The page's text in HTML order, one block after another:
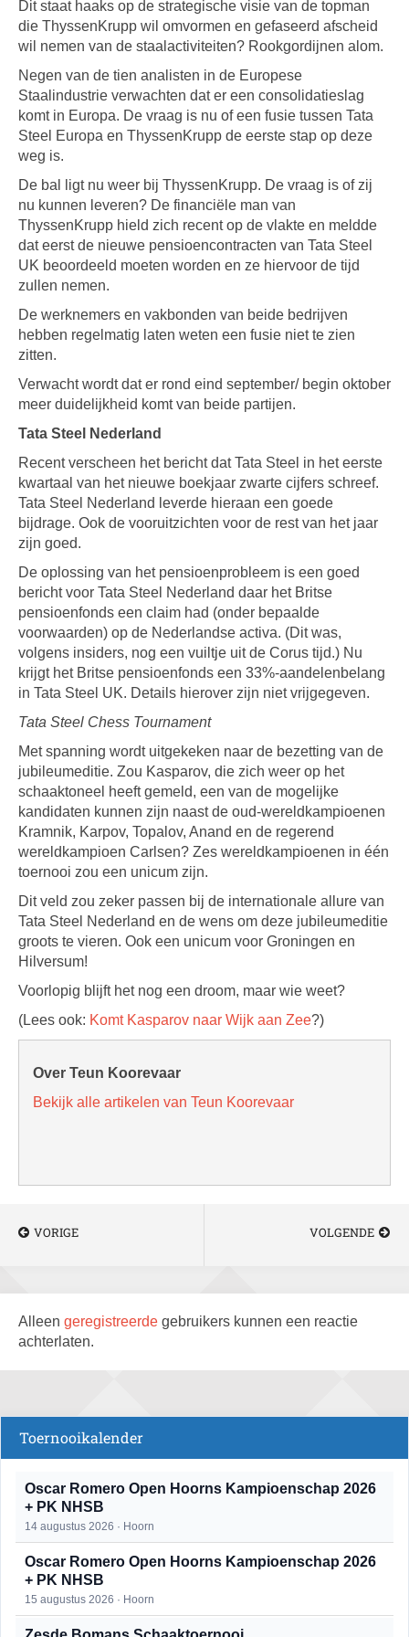
Dit staat haaks op de strategische visie van de topman
die ThyssenKrupp wil omvormen en gefaseerd afscheid
wil nemen van de staalactiviteiten? Rookgordijnen alom.
Negen van de tien analisten in de Europese
Staalindustrie verwachten dat er een consolidatieslag
komt in Europa. De vraag is nu of een fusie tussen Tata
Steel Europa en ThyssenKrupp de eerste stap op deze
weg is.
De bal ligt nu weer bij ThyssenKrupp. De vraag is of zij
nu kunnen leveren? De financiële man van
ThyssenKrupp hield zich recent op de vlakte en meldde
dat eerst de nieuwe pensioencontracten van Tata Steel
UK beoordeeld moeten worden en ze hiervoor de tijd
zullen nemen.
De werknemers en vakbonden van beide bedrijven
hebben regelmatig laten weten een fusie niet te zien
zitten.
Verwacht wordt dat er rond eind september/ begin oktober
meer duidelijkheid komt van beide partijen.
Tata Steel Nederland
Recent verscheen het bericht dat Tata Steel in het eerste
kwartaal van het nieuwe boekjaar zwarte cijfers schreef.
Tata Steel Nederland leverde hieraan een goede
bijdrage. Ook de vooruitzichten voor de rest van het jaar
zijn goed.
De oplossing van het pensioenprobleem is een goed
bericht voor Tata Steel Nederland daar het Britse
pensioenfonds een claim had (onder bepaalde
voorwaarden) op de Nederlandse activa. (Dit was,
volgens insiders, nog een vuiltje uit de Corus tijd.) Nu
krijgt het Britse pensioenfonds een 33%-aandelenbelang
in Tata Steel UK. Details hierover zijn niet vrijgegeven.
Tata Steel Chess Tournament
Met spanning wordt uitgekeken naar de bezetting van de
jubileumeditie. Zou Kasparov, die zich weer op het
schaaktoneel heeft gemeld, een van de mogelijke
kandidaten kunnen zijn naast de oud-wereldkampioenen
Kramnik, Karpov, Topalov, Anand en de regerend
wereldkampioen Carlsen? Zes wereldkampioenen in één
toernooi zou een unicum zijn.
Dit veld zou zeker passen bij de internationale allure van
Tata Steel Nederland en de wens om deze jubileumeditie
groots te vieren. Ook een unicum voor Groningen en
Hilversum!
Voorlopig blijft het nog een droom, maar wie weet?
(Lees ook: Komt Kasparov naar Wijk aan Zee?)
Over Teun Koorevaar
Bekijk alle artikelen van Teun Koorevaar
VORIGE VOLGENDE
Alleen geregistreerde gebruikers kunnen een reactie
achterlaten.
Toernooikalender
Oscar Romero Open Hoorns Kampioenschap 2026
+ PK NHSB
14 augustus 2026 · Hoorn
Oscar Romero Open Hoorns Kampioenschap 2026
+ PK NHSB
15 augustus 2026 · Hoorn